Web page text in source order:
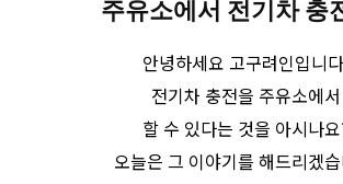
주유소에서 전기차 충
안녕하세요 고구려인입니
전기차 충전을 주유소에서
할 수 있다는 것을 아시나
오늘은 그 이야기를 해드리겠